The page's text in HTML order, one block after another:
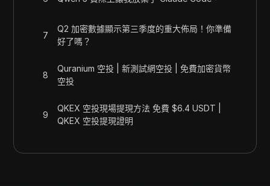
7
Q2 加密數據顯示第三季度的重大佈局！你準備
好了嗎？
8
Quranium 空投 | 新測試網空投 | 免費加密貨幣
空投
9
QKEX 空投現場提現方法 免費 $6.4 USDT |
QKEX 空投提現證明
10